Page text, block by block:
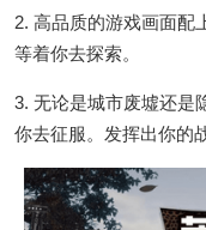
2. 高品质的游戏画面配
等着你去探索。
3. 无论是城市废墟还是
你去征服。发挥出你的